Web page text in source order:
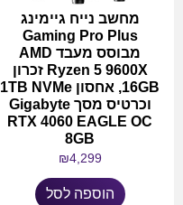
מחשב נייח גיימינג
Gaming Pro Plus
מבוסס מעבד AMD
Ryzen 5 9600X זכרון
16GB, אחסון 1TB NVMe
וכרטיס מסך Gigabyte
RTX 4060 EAGLE OC
8GB
₪4,299
הוספה לסל